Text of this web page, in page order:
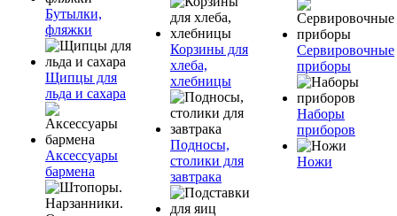
Бутылки,
фляжки
Щипцы для
льда и сахара
Аксессуары
бармена
Корзины для
хлеба,
хлебницы
Подносы,
столики для
завтрака
Сервировочные
приборы
Наборы
приборов
Ножи